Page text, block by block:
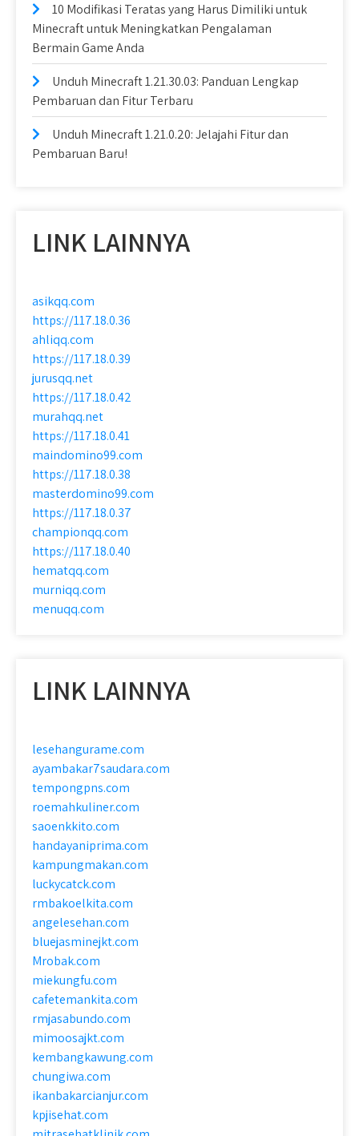
10 Modifikasi Teratas yang Harus Dimiliki untuk
Minecraft untuk Meningkatkan Pengalaman
Bermain Game Anda
Unduh Minecraft 1.21.30.03: Panduan Lengkap
Pembaruan dan Fitur Terbaru
Unduh Minecraft 1.21.0.20: Jelajahi Fitur dan
Pembaruan Baru!
LINK LAINNYA
asikqq.com
https://117.18.0.36
ahliqq.com
https://117.18.0.39
jurusqq.net
https://117.18.0.42
murahqq.net
https://117.18.0.41
maindomino99.com
https://117.18.0.38
masterdomino99.com
https://117.18.0.37
championqq.com
https://117.18.0.40
hematqq.com
murniqq.com
menuqq.com
LINK LAINNYA
lesehangurame.com
ayambakar7saudara.com
tempongpns.com
roemahkuliner.com
saoenkkito.com
handayaniprima.com
kampungmakan.com
luckycatck.com
rmbakoelkita.com
angelesehan.com
bluejasminejkt.com
Mrobak.com
miekungfu.com
cafetemankita.com
rmjasabundo.com
mimoosajkt.com
kembangkawung.com
chungiwa.com
ikanbakarcianjur.com
kpjisehat.com